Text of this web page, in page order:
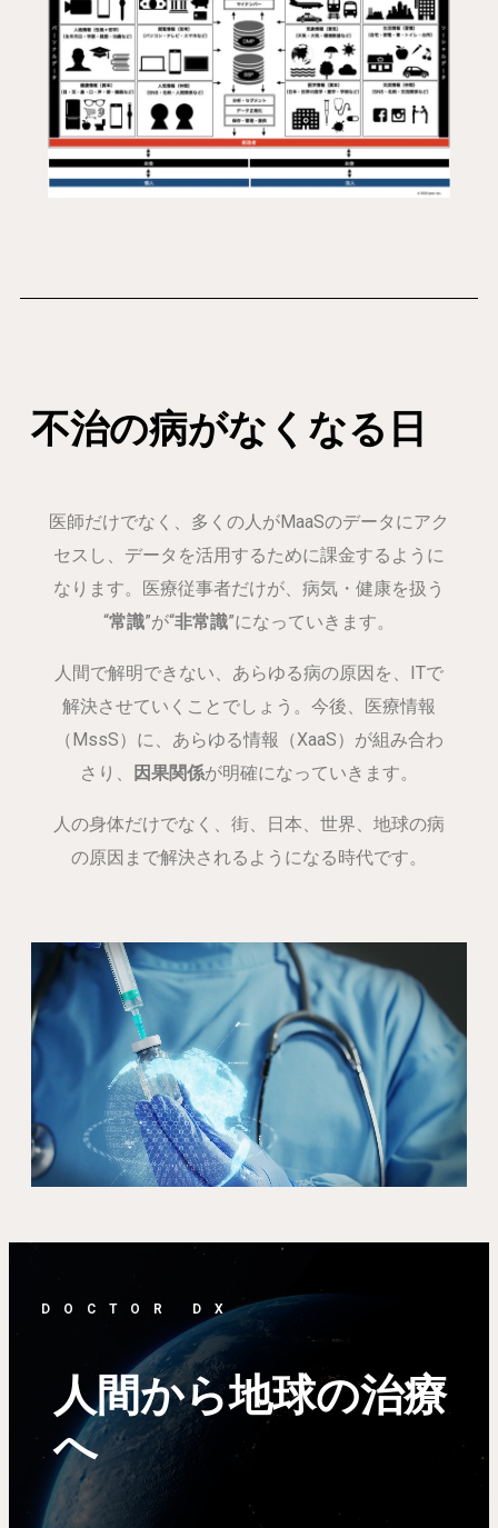
不治の病がなくなる日
医師だけでなく、多くの人がMaaSのデータにアク
セスし、データを活用するために課金するように
なります。医療従事者だけが、病気・健康を扱う
“常識”が“非常識”になっていきます。
人間で解明できない、あらゆる病の原因を、ITで
解決させていくことでしょう。今後、 医療情報
（MssS）に、あらゆる情報（XaaS）が組み合わ
さり、
因果関係が明確になっていきます。
人の身体だけでなく、街、日本、世界、地球の病
の原因まで解決されるようになる時代です。
DOCTOR DX
人間から地球の治療
へ